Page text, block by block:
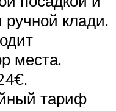
клади.
места.
тариф